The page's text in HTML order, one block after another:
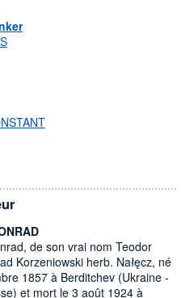
de son vrai nom Teodor
Korzeniowski herb. Nałęcz, né
1857 à Berditchev (Ukraine -
et mort le 3 août 1924 à